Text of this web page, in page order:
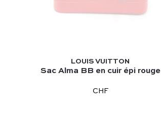
LOUIS VUITTON
Sac Alma BB en cuir épi rouge
CHF